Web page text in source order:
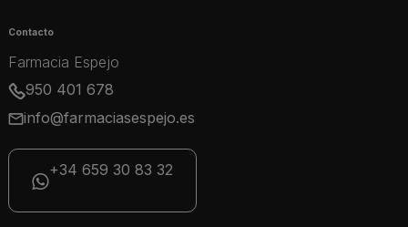
Contacto
Farmacia Espejo
950 401 678
info@farmaciasespejo.es
+34 659 30 83 32